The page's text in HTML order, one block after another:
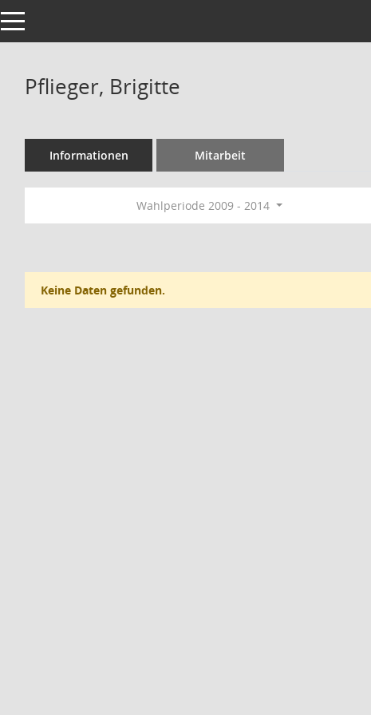
Toggle navigation
Pflieger, Brigitte
Informationen Mitarbeit
Wahlperiode 2009 - 2014
Keine Daten gefunden.